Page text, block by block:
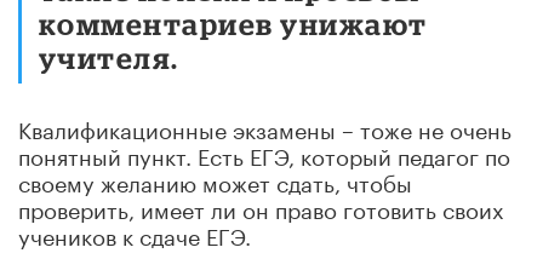
комментариев унижают
учителя.
Квалификационные экзамены – тоже не очень
понятный пункт. Есть ЕГЭ, который педагог по
своему желанию может сдать, чтобы
проверить, имеет ли он право готовить своих
учеников к сдаче ЕГЭ.